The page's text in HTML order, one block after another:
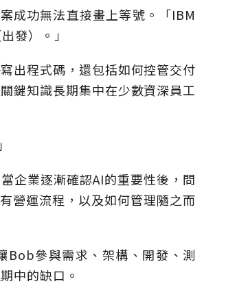
成功無法直接畫上等號。「IBM
發）。」
出程式碼，還包括如何控管交付
鍵知識長期集中在少數資深員工
企業逐漸確認AI的重要性後，問
營運流程，以及如何管理隨之而
Bob參與需求、架構、開發、測
中的缺口。